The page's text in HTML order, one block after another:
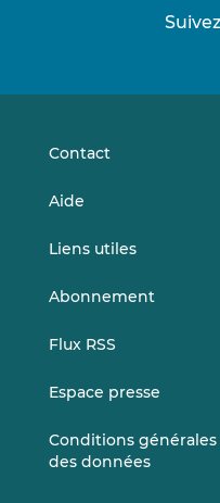
Contact
Aide
Liens utiles
Abonnement
Flux RSS
Espace presse
Conditions
des données